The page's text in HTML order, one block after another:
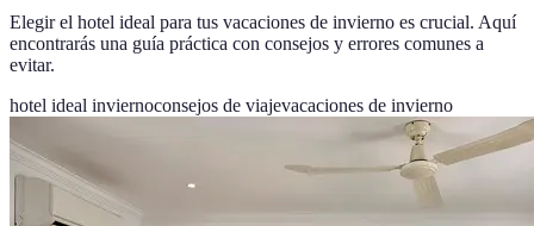
Elegir el hotel ideal para tus vacaciones de invierno es crucial. Aquí
encontrarás una guía práctica con consejos y errores comunes a
evitar.
hotel ideal inviernoconsejos de viajevacaciones de invierno